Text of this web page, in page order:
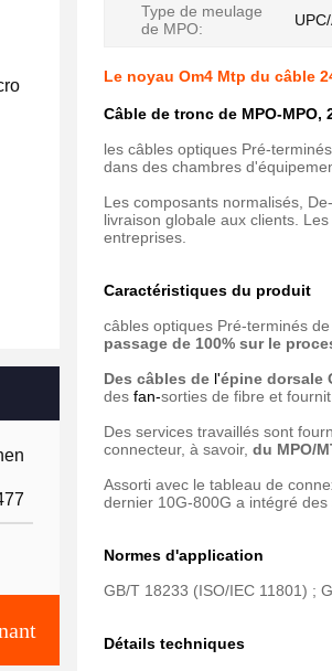
Type de meulage
de MPO:
Le noyau Om4 Mtp du câble
Câble de tronc de MPO-
les câbles optiques Pré-
dans des chambres
Les composants normalisés,
livraison globale aux clients.
entreprises.
Caractéristiques du produit
câbles optiques Pré-terminés
passage de 100% sur le
Des câbles de l'épine dorsale
des fan-sorties de fibre et
Des services travaillés sont
connecteur, à savoir, du MPO/
Assorti avec le tableau de
dernier 10G-800G a intégré des
Normes d'application
GB/T 18233 (ISO/IEC 11801) ;
Détails techniques